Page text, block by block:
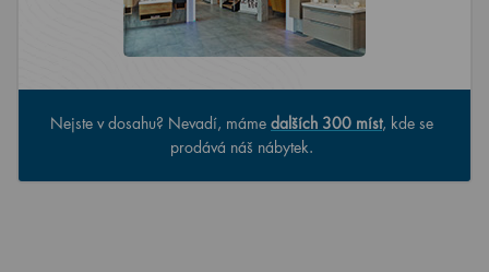
Nejste v dosahu? Nevadí, máme dalších 300 míst, kde se
prodává náš nábytek.